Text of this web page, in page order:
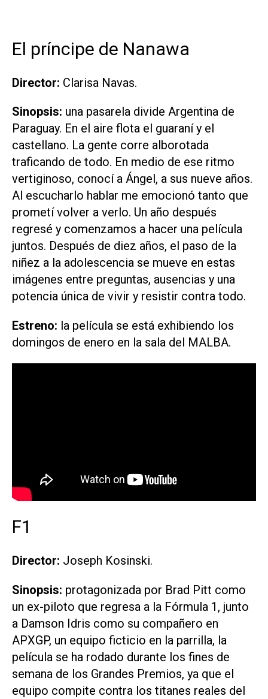
El príncipe de Nanawa
Director: Clarisa Navas.
Sinopsis: una pasarela divide Argentina de
Paraguay. En el aire flota el guaraní y el
castellano. La gente corre alborotada
traficando de todo. En medio de ese ritmo
vertiginoso, conocí a Ángel, a sus nueve años.
Al escucharlo hablar me emocionó tanto que
prometí volver a verlo. Un año después
regresé y comenzamos a hacer una película
juntos. Después de diez años, el paso de la
niñez a la adolescencia se mueve en estas
imágenes entre preguntas, ausencias y una
potencia única de vivir y resistir contra todo.
Estreno: la película se está exhibiendo los
domingos de enero en la sala del MALBA.
F1
Director: Joseph Kosinski.
Sinopsis: protagonizada por Brad Pitt como
un ex-piloto que regresa a la Fórmula 1, junto
a Damson Idris como su compañero en
APXGP, un equipo ficticio en la parrilla, la
película se ha rodado durante los fines de
semana de los Grandes Premios, ya que el
equipo compite contra los titanes reales del